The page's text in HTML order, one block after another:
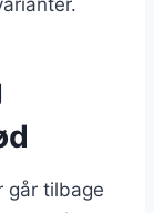
går tilbage